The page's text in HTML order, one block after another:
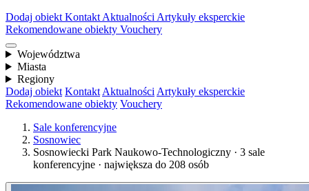
Dodaj obiekt Kontakt Aktualności Artykuły eksperckie
Rekomendowane obiekty Vouchery
Województwa
Miasta
Regiony
Dodaj obiekt Kontakt Aktualności Artykuły eksperckie
Rekomendowane obiekty Vouchery
Sale konferencyjne
Sosnowiec
Sosnowiecki Park Naukowo-Technologiczny · 3 sale
konferencyjne · największa do 208 osób